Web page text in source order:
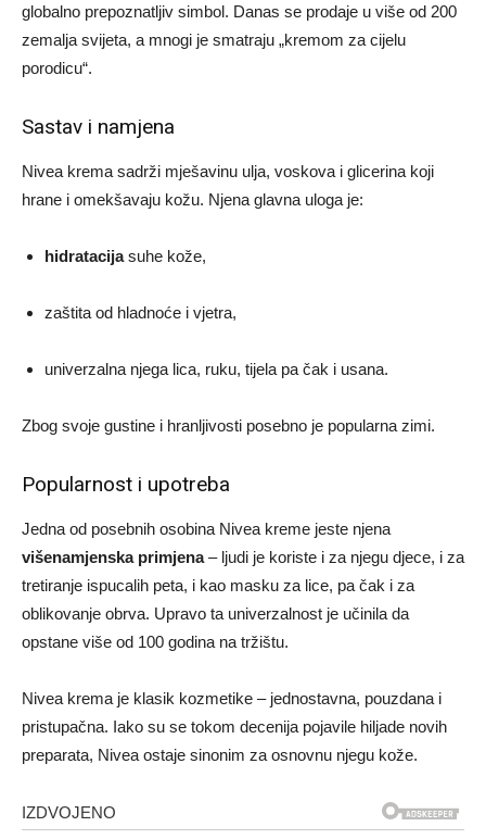
globalno prepoznatljiv simbol. Danas se prodaje u više od 200
zemalja svijeta, a mnogi je smatraju „kremom za cijelu
porodicu“.
Sastav i namjena
Nivea krema sadrži mješavinu ulja, voskova i glicerina koji
hrane i omekšavaju kožu. Njena glavna uloga je:
hidratacijasuhe kože,
zaštita od hladnoće i vjetra,
univerzalna njega lica, ruku, tijela pa čak i usana.
Zbog svoje gustine i hranljivosti posebno je popularna zimi.
Popularnost i upotreba
Jedna od posebnih osobina Nivea kreme jeste njena
višenamjenska primjena– ljudi je koriste i za njegu djece, i za
tretiranje ispucalih peta, i kao masku za lice, pa čak i za
oblikovanje obrva. Upravo ta univerzalnost je učinila da
opstane više od 100 godina na tržištu.
Nivea krema je klasik kozmetike – jednostavna, pouzdana i
pristupačna. Iako su se tokom decenija pojavile hiljade novih
preparata, Nivea ostaje sinonim za osnovnu njegu kože.